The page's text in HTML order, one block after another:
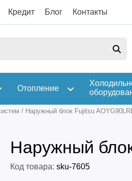
Кредит Блог Контакты
Отопление
/ Наружный блок Fujitsu
Наружный
Код товара: sku-7605